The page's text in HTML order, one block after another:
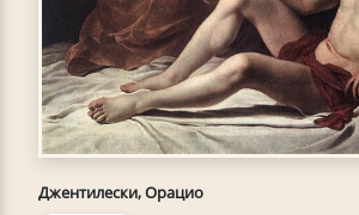
Джентилески, Орацио